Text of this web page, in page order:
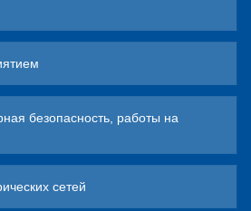
безопасность, работы на
сетей